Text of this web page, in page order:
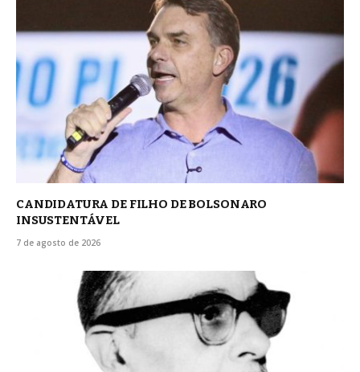
CANDIDATURA DE FILHO DE BOLSONARO
INSUSTENTÁVEL
7 de agosto de 2026